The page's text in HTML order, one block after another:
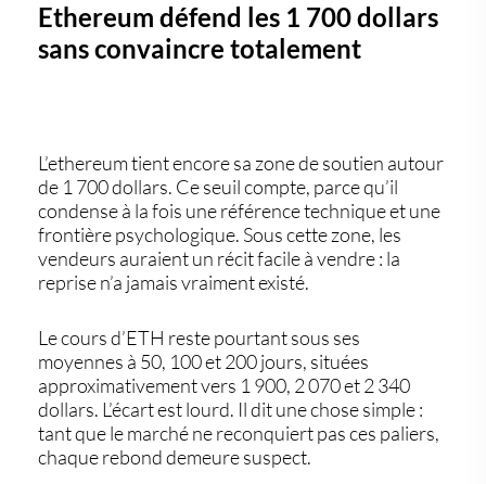
Ethereum défend les 1 700 dollars
sans convaincre totalement
L’ethereumtient encore sa zone de soutien autour
de 1 700 dollars. Ce seuil compte, parce qu’il
condense à la fois une référence technique et une
frontière psychologique. Sous cette zone, les
vendeurs auraient un récit facile à vendre : la
reprise n’a jamais vraiment existé.
Le cours d’ETH reste pourtant sous ses
moyennes à 50, 100 et 200 jours, situées
approximativement vers 1 900, 2 070 et 2 340
dollars. L’écart est lourd. Il dit une chose simple :
tant que le marché ne reconquiert pas ces paliers,
chaque rebond demeure suspect.